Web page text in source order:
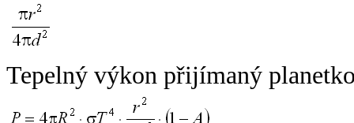
Tepelný výkon přijímaný